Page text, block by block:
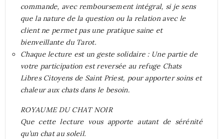
commande, avec remboursement intégral, si je sens
que la nature de la question ou la relation avec le
client ne permet pas une pratique saine et
bienveillante du Tarot.
Chaque lecture est un geste solidaire : Une partie de
votre participation est reversée au refuge Chats
Libres Citoyens de Saint Priest, pour apporter soins et
chaleur aux chats dans le besoin.
ROYAUME DU CHAT NOIR
Que cette lecture vous apporte autant de sérénité
qu’un chat au soleil.